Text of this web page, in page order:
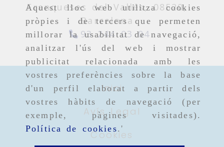
Aquest lloc web utilitza cookies
pròpies i de tercers que permeten
millorar la usabilitat de navegació,
analitzar l'ús del web i mostrar
publicitat relacionada amb les
vostres preferències sobre la base
d'un perfil elaborat a partir dels
vostres hàbits de navegació (per
exemple, pàgines visitades).
Política de cookies.'
Franqueses del Vallés,08520,
Barcelona
93 244 03 04
Inici
Avís Legal
Cookies